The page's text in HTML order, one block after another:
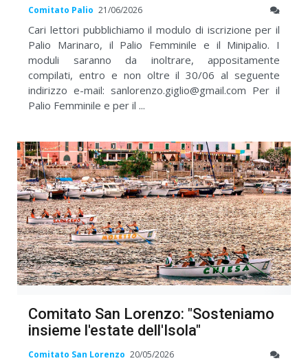
Comitato Palio 21/06/2026
Cari lettori pubblichiamo il modulo di iscrizione per il
Palio Marinaro, il Palio Femminile e il Minipalio. I
moduli saranno da inoltrare, appositamente
compilati, entro e non oltre il 30/06 al seguente
indirizzo e-mail: sanlorenzo.giglio@gmail.com Per il
Palio Femminile e per il ...
Comitato San Lorenzo: "Sosteniamo
insieme l'estate dell'Isola"
Comitato San Lorenzo 20/05/2026